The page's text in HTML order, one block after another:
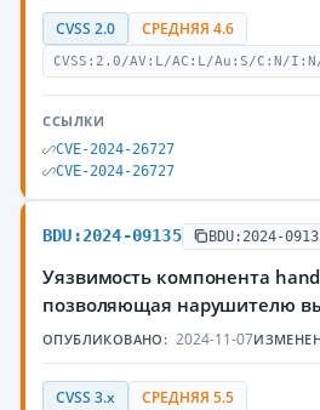
CVSS 2.0 СРЕДНЯЯ 4.6
CVSS:2.0/AV:L/AC:L/Au:S/C:N/
ССЫЛКИ
CVE-2024-26727
CVE-2024-26727
BDU:2024-09135 BDU:2024-
Уязвимость компонента
позволяющая нарушителю
ОПУБЛИКОВАНО: 2024-11-07
CVSS 3.x СРЕДНЯЯ 5.5